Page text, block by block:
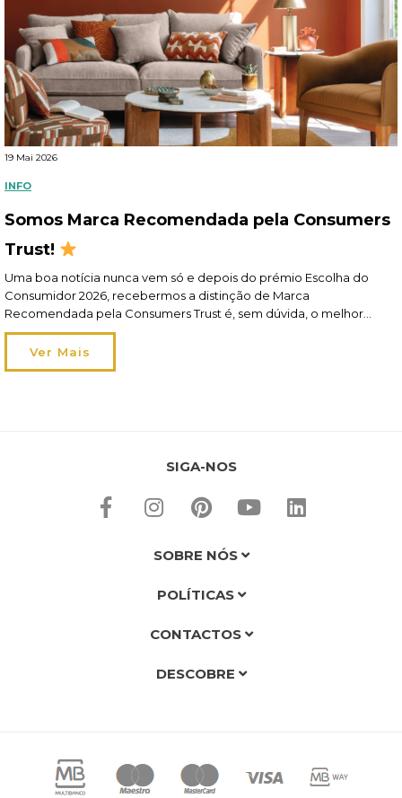
19 Mai 2026
INFO
Somos Marca Recomendada pela Consumers
Trust!
Uma boa notícia nunca vem só e depois do prémio Escolha do
Consumidor 2026, recebermos a distinção de Marca
Recomendada pela Consumers Trust é, sem dúvida, o melhor
elogio! Recomendados por si, pelo segundo ano consecutivo, este
reconhecimento reflete o nosso esforço diário em oferecer-lhe
um apoio de excelência em toda a jornada de compra […]
Ver Mais
SIGA-NOS
SOBRE NÓS
POLÍTICAS
CONTACTOS
DESCOBRE